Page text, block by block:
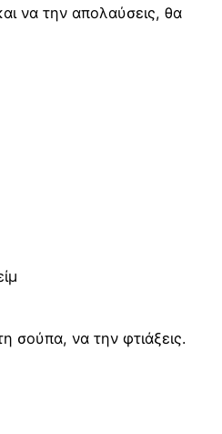
να την απολαύσεις, θα
σούπα, να την φτιάξεις.